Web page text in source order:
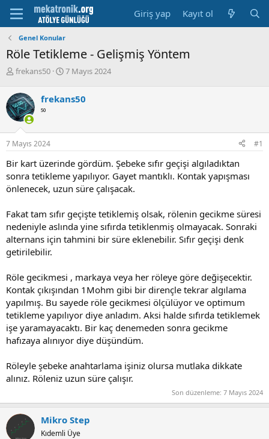
Giriş yap Kayıt ol
Genel Konular
Röle Tetikleme - Gelişmiş Yöntem
K
n
u
y
u
b
a
l
a
t
n
frekans50
B
l
a
r
i
h
7 Mayıs 2024
frekans50
⁵⁰
7 Mayıs 2024 #1
Bir kart üzerinde gördüm. Şebeke sıfır geçişi algıladıktan
sonra tetikleme yapılıyor. Gayet mantıklı. Kontak yapışması
önlenecek, uzun süre çalışacak.
Fakat tam sıfır geçişte tetiklemiş olsak, rölenin gecikme süresi
nedeniyle aslında yine sıfırda tetiklenmiş olmayacak. Sonraki
alternans için tahmini bir süre eklenebilir. Sıfır geçişi denk
getirilebilir.
Röle gecikmesi , markaya veya her röleye göre değişecektir.
Kontak çıkışından 1Mohm gibi bir dirençle tekrar algılama
yapılmış. Bu sayede röle gecikmesi ölçülüyor ve optimum
tetikleme yapılıyor diye anladım. Aksi halde sıfırda tetiklemek
işe yaramayacaktı. Bir kaç denemeden sonra gecikme
hafızaya alınıyor diye düşündüm.
Röleyle şebeke anahtarlama işiniz olursa mutlaka dikkate
alınız. Röleniz uzun süre çalışır.
Son düzenleme: 7 Mayıs 2024
Mikro Step
Kıdemli Üye